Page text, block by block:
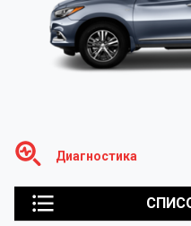
Диагностика